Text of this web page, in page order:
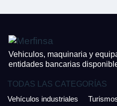
Vehiculos, maquinaria y
entidades bancarias
TODAS LAS CATEGORÍAS
Vehículos industriales